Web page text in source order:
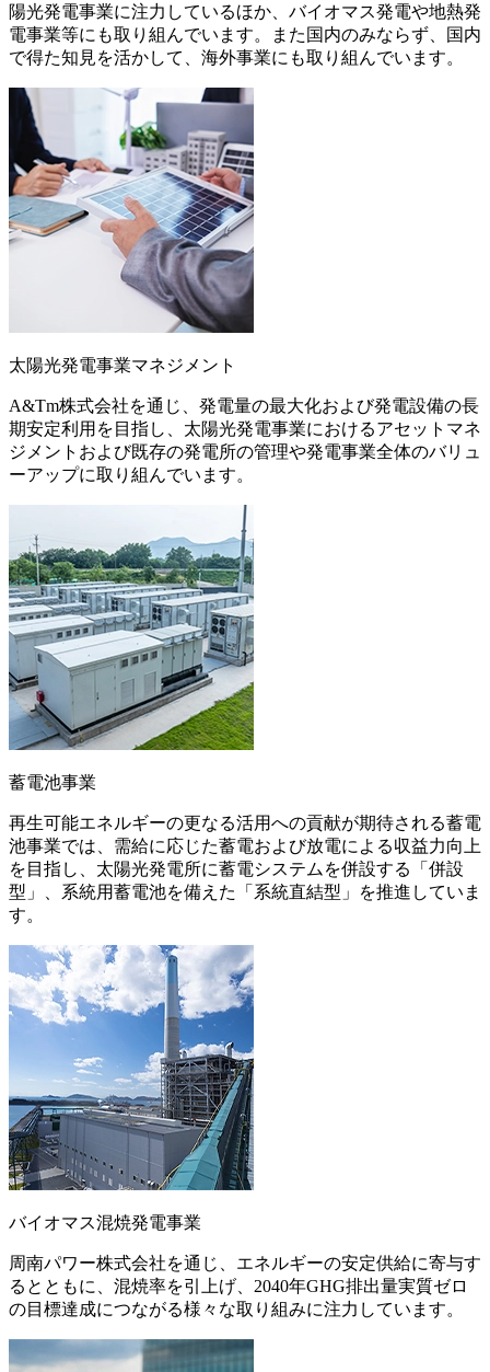
陽光発電事業に注力しているほか、バイオマス発電や地熱発
電事業等にも取り組んでいます。また国内のみならず、国内
で得た知見を活かして、海外事業にも取り組んでいます。
太陽光発電事業マネジメント
A&Tm株式会社を通じ、発電量の最大化および発電設備の長
期安定利用を目指し、太陽光発電事業におけるアセットマネ
ジメントおよび既存の発電所の管理や発電事業全体のバリュ
ーアップに取り組んでいます。
蓄電池事業
再生可能エネルギーの更なる活用への貢献が期待される蓄電
池事業では、需給に応じた蓄電および放電による収益力向上
を目指し、太陽光発電所に蓄電システムを併設する「併設
型」、系統用蓄電池を備えた「系統直結型」を推進していま
す。
バイオマス混焼発電事業
周南パワー株式会社を通じ、エネルギーの安定供給に寄与す
るとともに、混焼率を引上げ、2040年GHG排出量実質ゼロ
の目標達成につながる様々な取り組みに注力しています。